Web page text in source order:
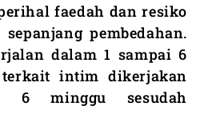
faedah dan resiko
pembedahan.
dalam 1 sampai 6
intim dikerjakan
minggu sesudah